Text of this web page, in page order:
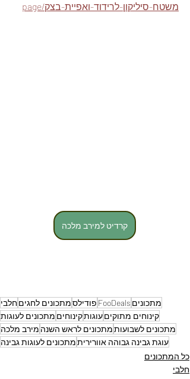
page/משטח-סיליקון-לרידוד-ואפיית-בצק
קרדיט למירב מלכה
מתכונים FooDeals פודילסמתכונים לחגיםחלבי
קינוחים מתוקיםעוגותקינוחים מתכונים לעוגות
מתכונים לשבועותמתכונים לראש השנה מירב מלכה
עוגת גבינה גבוהה אווריריתמתכונים לעוגות גבינה
כל המתכונים
חלבי